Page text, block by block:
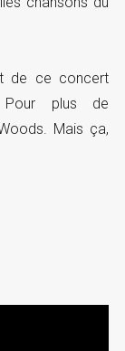
de ce concert
Pour plus de
Mais ça,